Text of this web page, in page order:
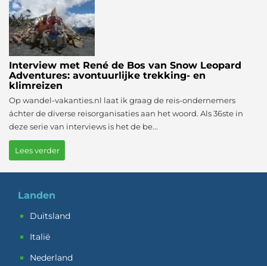
Interview met René de Bos van Snow Leopard
Adventures: avontuurlijke trekking- en
klimreizen
Op wandel-vakanties.nl laat ik graag de reis-ondernemers
áchter de diverse reisorganisaties aan het woord. Als 36ste in
deze serie van interviews is het de be...
Lees verder
Landen
Duitsland
Italië
Nederland